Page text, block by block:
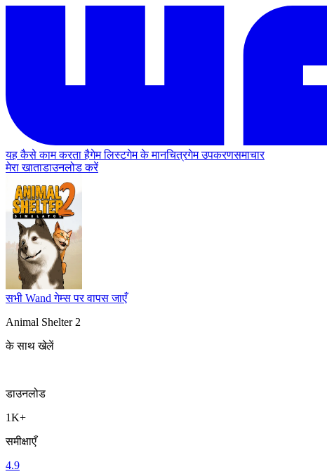
यह कैसे काम करता हैगेम लिस्टगेम के मानचित्रगेम उपकरणसमाचार
मेरा खाताडाउनलोड करें
सभी Wand गेम्स पर वापस जाएँ
Animal Shelter 2
के साथ खेलें
डाउनलोड
1K+
समीक्षाएँ
4.9